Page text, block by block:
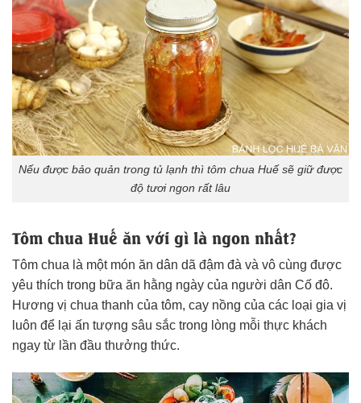
Nếu được bảo quản trong tủ lạnh thì tôm chua Huế sẽ giữ được
độ tươi ngon rất lâu
Tôm chua Huế ăn với gì là ngon nhất?
Tôm chua là một món ăn dân dã đậm đà và vô cùng được
yêu thích trong bữa ăn hằng ngày của người dân Cố đô.
Hương vị chua thanh của tôm, cay nồng của các loại gia vị
luôn để lại ấn tượng sâu sắc trong lòng mỗi thực khách
ngay từ lần đầu thưởng thức.